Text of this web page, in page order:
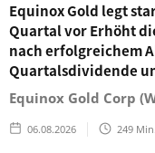
Equinox Gold legt
Quartal vor Erhöht
nach erfolgreichem
Quartalsdividende
Equinox Gold Corp
06.08.2026 249